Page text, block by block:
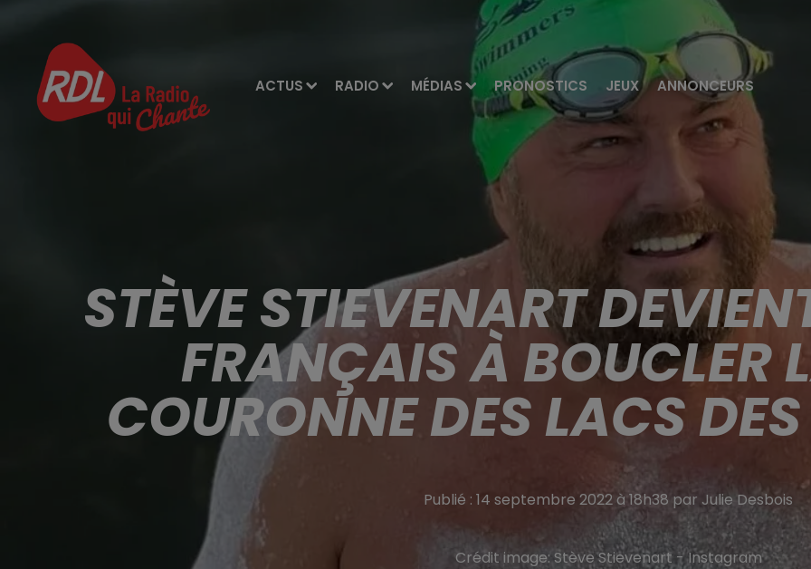
ACTUS RADIO MÉDIAS PRONOSTICS JEUX ANNONCEURS
STÈVE STIEVENART
FRANÇAIS À BOUCLER
COURONNE DES LACS
Publié : 14 septembre 2022 à 18h38 par Julie Desbois
Crédit image: Stève Stievenart - Instagram